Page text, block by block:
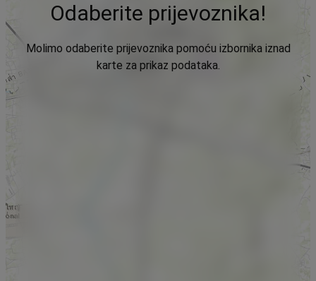
Odaberite prijevoznika!
Molimo odaberite prijevoznika pomoću izbornika iznad
karte za prikaz podataka.